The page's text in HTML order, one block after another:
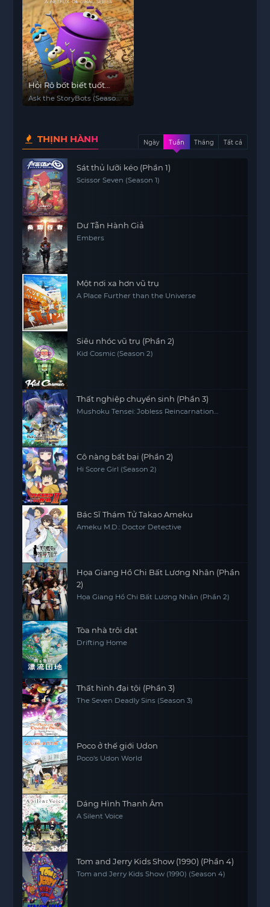
Hỏi Rô bốt biết tuốt
(Phần 1)
Ask the StoryBots (Season
THỊNH HÀNH Ngày Tuần Tháng Tất cả
Sát thủ lưỡi kéo (Phần 1)
Scissor Seven (Season 1)
Dư Tẫn Hành Giả
Embers
Một nơi xa hơn vũ trụ
A Place Further than the Universe
Siêu nhóc vũ trụ (Phần 2)
Kid Cosmic (Season 2)
Thất nghiệp chuyển sinh (Phần 3)
Mushoku Tensei: Jobless Reincarnation
Cô nàng bất bại (Phần 2)
Hi Score Girl (Season 2)
Bác Sĩ Thám Tử Takao Ameku
Ameku M.D.: Doctor Detective
Họa Giang Hồ Chi Bất Lương Nhân (Phần
2)
Họa Giang Hồ Chi Bất Lương Nhân (Phần 2)
Tòa nhà trôi dạt
Drifting Home
Thất hình đại tội (Phần 3)
The Seven Deadly Sins (Season 3)
Poco ở thế giới Udon
Poco's Udon World
Dáng Hình Thanh Âm
A Silent Voice
Tom and Jerry Kids Show (1990) (Phần 4)
Tom and Jerry Kids Show (1990) (Season 4)